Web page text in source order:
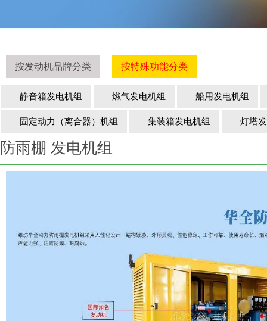
按发动机品牌分类 按特殊功能分类
静音箱发电机组 燃气发电机组 船用发电机组
固定动力（离合器）机组 集装箱发电机组 灯塔发
防雨棚 发电机组